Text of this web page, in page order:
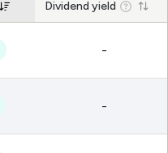
Dividend yield
-
-